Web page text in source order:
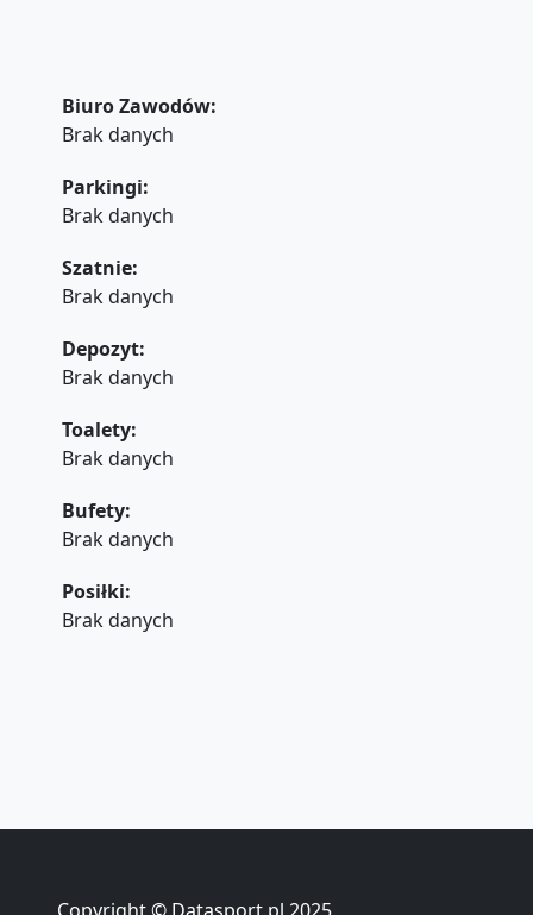
Biuro Zawodów:
Brak danych
Parkingi:
Brak danych
Szatnie:
Brak danych
Depozyt:
Brak danych
Toalety:
Brak danych
Bufety:
Brak danych
Posiłki:
Brak danych